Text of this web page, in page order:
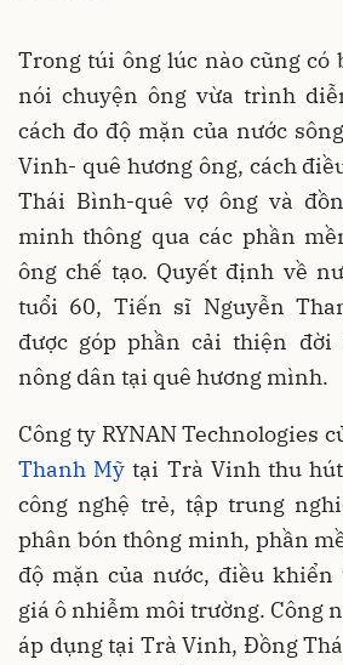
Trong túi ông lúc nào cũng có
nói chuyện ông vừa trình
cách đo độ mặn của nước
Vinh- quê hương ông, cách
Thái Bình-quê vợ ông và
minh thông qua các phần
ông chế tạo. Quyết định về
tuổi 60, Tiến sĩ Nguyễn
được góp phần cải thiện đời
nông dân tại quê hương mình.
Công ty RYNAN Technologies
Thanh Mỹtại Trà Vinh thu
công nghệ trẻ, tập trung
phân bón thông minh, phần
độ mặn của nước, điều
giá ô nhiễm môi trường. Công
áp dụng tại Trà Vinh, Đồng